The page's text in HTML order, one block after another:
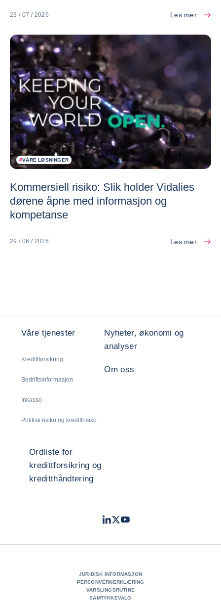
23 / 07 / 2026 Les mer
#VÅRE LØSNINGER
Kommersiell risiko: Slik holder Vidalies
dørene åpne med informasjon og
kompetanse
29 / 06 / 2026 Les mer
Våre tjenester
Kredittforsikring
Bedriftsinformasjon
Inkasso
Politisk risiko og kredittrisiko
Nyheter, økonomi og
analyser
Om oss
Ordliste for
kredittforsikring og
kreditthåndtering
LinkedIn
TwitterYoutube
JURIDISK INFORMASJON
PERSONVERNERKLÆRING
VARSLINGSRUTINE
SAMTYKKEVALG